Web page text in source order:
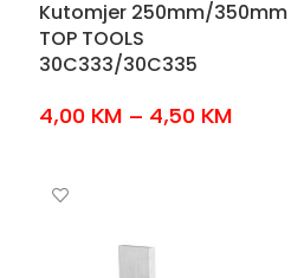
Kutomjer 250mm/350mm
TOP TOOLS
30C333/30C335
4,00 KM – 4,50 KM